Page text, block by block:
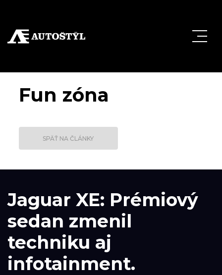
Fun zóna
SPÄŤ NA ČLÁNKY
Jaguar XE: Prémiový
sedan zmenil
techniku aj
infotainment.